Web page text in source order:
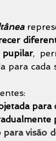
,
para cada
visão